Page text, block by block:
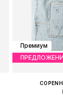
Премиум